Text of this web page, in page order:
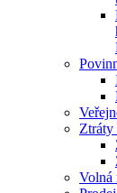
Ztráty
Volná